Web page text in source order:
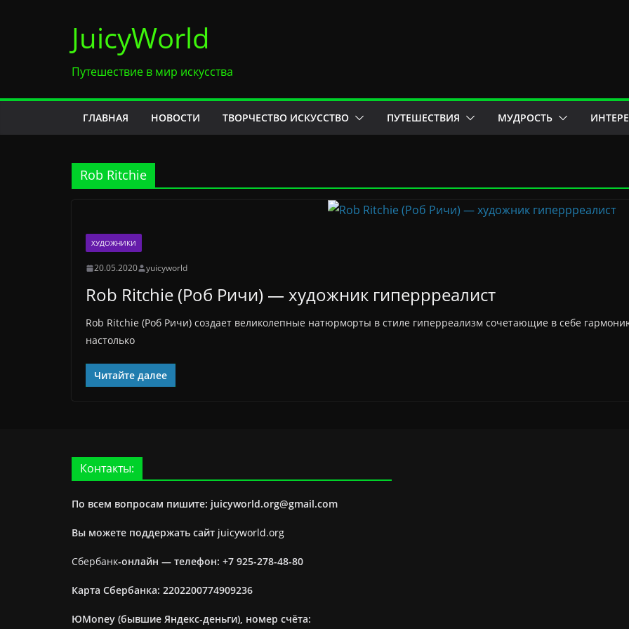
содержимомуJuicyWorld
Путешествие в мир искусства
ГЛАВНАЯ НОВОСТИ ТВОРЧЕСТВО ИСКУССТВО ПУТЕШЕСТВИЯ МУДРОСТЬ
Rob Ritchie
ХУДОЖНИКИ
20.05.2020 yuicyworld
Rob Ritchie (Роб Ричи) — художник гиперрреалист
Rob Ritchie (Роб Ричи) создает великолепные натюрморты в стиле гиперреализм сочетающие в себе
настолько
Читайте далее
Контакты:
По всем вопросам пишите: juicyworld.org@gmail.com
Вы можете поддержать сайт juicyworld.org
Сбербанк-онлайн — телефон: +7 925-278-48-80
Карта Сбербанка: 2202200774909236
ЮMoney (бывшие Яндекс-деньги), номер счёта: